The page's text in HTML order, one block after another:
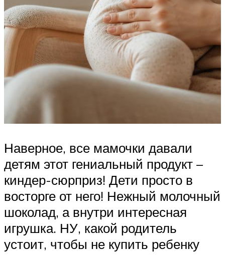
Наверное, все мамочки давали
детям этот гениальный продукт –
киндер-сюрприз! Дети просто в
восторге от него! Нежный молочный
шоколад, а внутри интересная
игрушка. НУ, какой родитель
устоит, чтобы не купить ребенку